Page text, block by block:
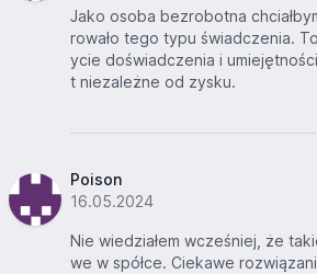
Jako osoba bezrobotna
rowało tego typu świadczenia.
ycie doświadczenia i
t niezależne od zysku.
Poison
16.05.2024
Nie wiedziałem wcześniej, że
we w spółce. Ciekawe